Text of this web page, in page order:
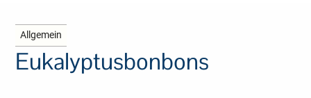
Allgemein
Eukalyptusbonbons